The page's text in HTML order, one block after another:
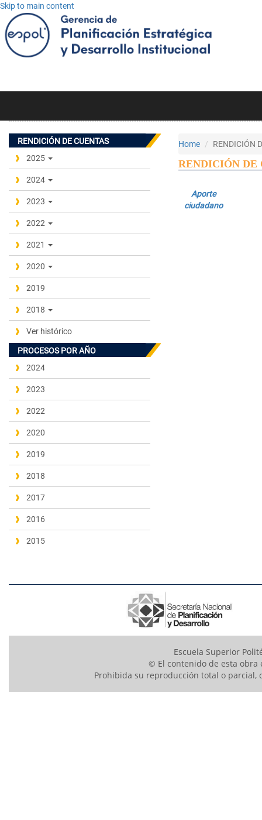
Skip to main content
RENDICIÓN DE CUENTAS
2025
2024
2023
2022
2021
2020
2019
2018
Ver histórico
PROCESOS POR AÑO
2024
2023
2022
2020
2019
2018
2017
2016
2015
Home RENDICIÓN
RENDICIÓN DE
Aporte
ciudadano
Escuela Superior
© El contenido de esta obra
Prohibida su reproducción total o